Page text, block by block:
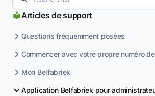
Articles de support
Questions fréquemment posées
Commencer avec votre propre numéro
Mon Belfabriek
Application Belfabriek pour